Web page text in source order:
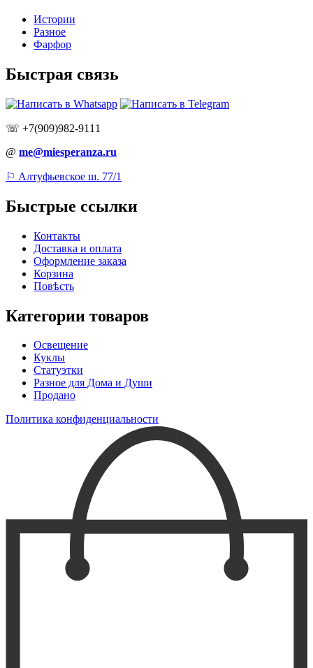
Истории
Разное
Фарфор
Быстрая связь
☏ +7(909)982-9111
@ me@miesperanza.ru
⚐ Алтуфьевское ш. 77/1
Быстрые ссылки
Контакты
Доставка и оплата
Оформление заказа
Корзина
Повѣсть
Категории товаров
Освещение
Куклы
Статуэтки
Разное для Дома и Души
Продано
Политика конфиденциальности